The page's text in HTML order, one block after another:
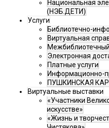
Национальная
(НЭБ.ДЕТИ)
Услуги
Библиотечно-
Виртуальная
Электронная
Платные услуги
Информационно-
ПУШКИНСКАЯ
Виртуальные выставки
«Участники
искусстве»
«Жизнь и